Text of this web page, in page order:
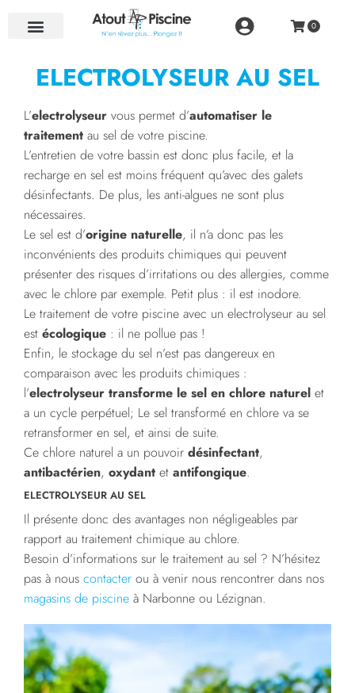
ELECTROLYSEUR AU SEL
L’electrolyseur vous permet d’automatiser le
traitement au sel de votre piscine.
L’entretien de votre bassin est donc plus facile, et la
recharge en sel est moins fréquent qu’avec des galets
désinfectants. De plus, les anti-algues ne sont plus
nécessaires.
Le sel est d’origine naturelle, il n’a donc pas les
inconvénients des produits chimiques qui peuvent
présenter des risques d’irritations ou des allergies, comme
avec le chlore par exemple. Petit plus : il est inodore.
Le traitement de votre piscine avec un electrolyseur au sel
est écologique : il ne pollue pas !
Enfin, le stockage du sel n’est pas dangereux en
comparaison avec les produits chimiques :
l’electrolyseur transforme le sel en chlore naturel et
a un cycle perpétuel; Le sel transformé en chlore va se
retransformer en sel, et ainsi de suite.
Ce chlore naturel a un pouvoir désinfectant,
antibactérien, oxydant et antifongique.
ELECTROLYSEUR AU SEL
Il présente donc des avantages non négligeables par
rapport au traitement chimique au chlore.
Besoin d’informations sur le traitement au sel ? N’hésitez
pas à nous contacter ou à venir nous rencontrer dans nos
magasins de piscine à Narbonne ou Lézignan.